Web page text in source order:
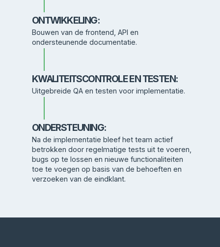
ONTWIKKELING:
Bouwen van de frontend, API en
ondersteunende documentatie.
KWALITEITSCONTROLE EN TESTEN:
Uitgebreide QA en testen voor implementatie.
ONDERSTEUNING:
Na de implementatie bleef het team actief
betrokken door regelmatige tests uit te voeren,
bugs op te lossen en nieuwe functionaliteiten
toe te voegen op basis van de behoeften en
verzoeken van de eindklant.